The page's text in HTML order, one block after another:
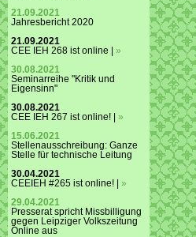
21.09.2021
Jahresbericht 2020
21.09.2021
CEE IEH 268 ist online | »
30.08.2021
Seminarreihe "Kritik und
Eigensinn"
30.08.2021
CEE IEH 267 ist online! | »
15.06.2021
Stellenausschreibung: Ganze
Stelle für technische Leitung
30.04.2021
CEEIEH #265 ist online! | »
29.04.2021
Presserat spricht Missbilligung
gegen Leipziger Volkszeitung
Online aus